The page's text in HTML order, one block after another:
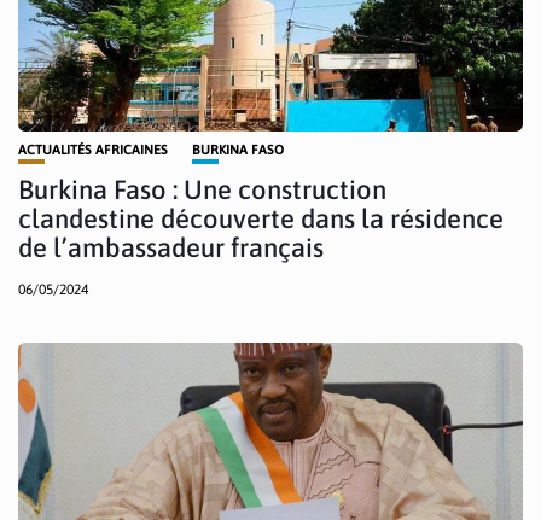
ACTUALITÉS AFRICAINES BURKINA FASO
Burkina Faso : Une construction
clandestine découverte dans la résidence
de l’ambassadeur français
06/05/2024